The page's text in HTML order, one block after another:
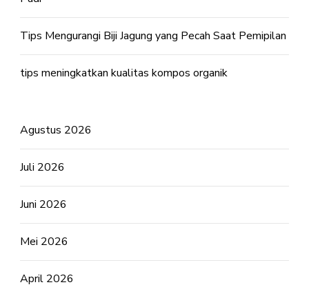
Tips Mengurangi Biji Jagung yang Pecah Saat Pemipilan
tips meningkatkan kualitas kompos organik
Agustus 2026
Juli 2026
Juni 2026
Mei 2026
April 2026